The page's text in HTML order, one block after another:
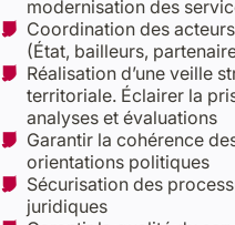
modernisation des
Coordination des
(État, bailleurs,
Réalisation d’une veille
territoriale. Éclairer la
analyses et évaluations
Garantir la cohérence
orientations politiques
Sécurisation des
juridiques